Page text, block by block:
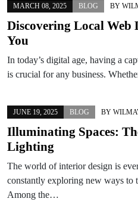
MARCH 08, 2025 BLOG BY
Discovering Local Web
You
In today’s digital age, having a
is crucial for any business.
JUNE 19, 2025 BLOG BY
Illuminating Spaces:
Lighting
The world of interior design is
constantly exploring new ways to
Among the…